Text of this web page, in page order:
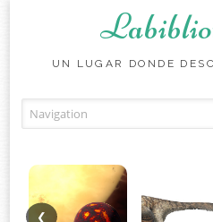
UN LUGAR DONDE
❮